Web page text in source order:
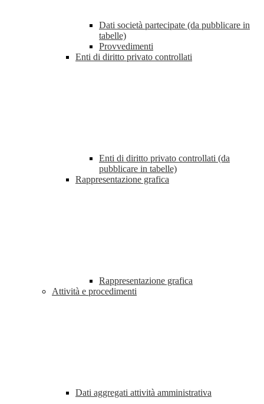
Dati società partecipate (da pubblicare in
tabelle)
Provvedimenti
Enti di diritto privato controllati
Enti di diritto privato controllati (da
pubblicare in tabelle)
Rappresentazione grafica
Rappresentazione grafica
Attività e procedimenti
Dati aggregati attività amministrativa